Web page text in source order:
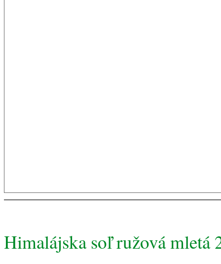
Himalájska soľ ružová mletá